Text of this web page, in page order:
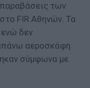
των
FIR Αθηνών. Τα
δεν
αεροσκάφη
σύμφωνα με